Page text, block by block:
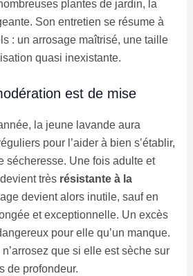
plantes de jardin, la
Son entretien se résume à
: un arrosage maîtrisé, une taille
quasi inexistante.
est de mise
la jeune lavande aura
pour l’aider à bien s’établir,
sécheresse. Une fois adulte et
très résistante à la
devient alors inutile, sauf en
et exceptionnelle. Un excès
pour elle qu’un manque.
que si elle est sèche sur
de profondeur.